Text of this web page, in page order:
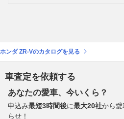
ホンダ ZR-Vのカタログを見る
車査定を依頼する
あなたの愛車、今いくら？
申込み最短3時間後に最大20社から
らせ！